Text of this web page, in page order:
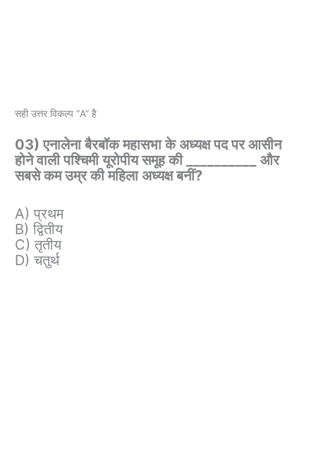
सही उत्तर विकल्प “A” है
03) एनालेना बैरबॉक महासभा के अध्यक्ष पद पर आसीन
होने वाली पश्चिमी यूरोपीय समूह की __________ और
सबसे कम उम्र की महिला अध्यक्ष बनीं?
A) प्रथम
B) द्वितीय
C) तृतीय
D) चतुर्थ